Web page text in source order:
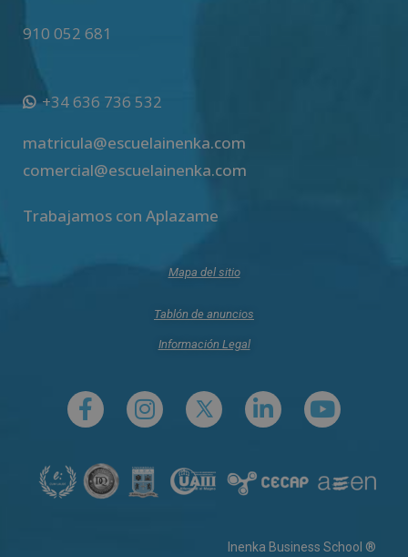
910 052 681
+34 636 736 532
matricula@escuelainenka.com
comercial@escuelainenka.com
Trabajamos con Aplazame
Mapa del sitio
Tablón de anuncios
Información Legal
Inenka Business School ®